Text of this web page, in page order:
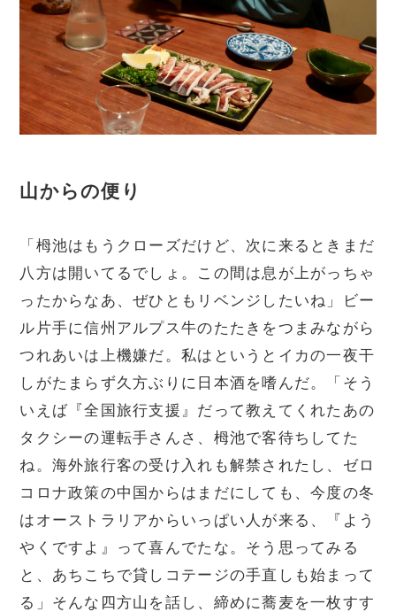
山からの便り
「栂池はもうクローズだけど、次に来るときまだ
八方は開いてるでしょ。この間は息が上がっちゃ
ったからなあ、ぜひともリベンジしたいね」ビー
ル片手に信州アルプス牛のたたきをつまみながら
つれあいは上機嫌だ。私はというとイカの一夜干
しがたまらず久方ぶりに日本酒を嗜んだ。「そう
いえば『全国旅行支援』だって教えてくれたあの
タクシーの運転手さんさ、栂池で客待ちしてた
ね。海外旅行客の受け入れも解禁されたし、ゼロ
コロナ政策の中国からはまだにしても、今度の冬
はオーストラリアからいっぱい人が来る、『よう
やくですよ』って喜んでたな。そう思ってみる
と、あちこちで貸しコテージの手直しも始まって
る」そんな四方山を話し、締めに蕎麦を一枚すす